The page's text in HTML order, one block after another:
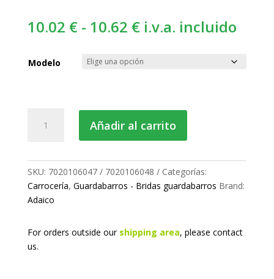
10.02 € - 10.62 €Rango
precios:
hasta
10.62 €
i.v.a. incluido
Modelo
guardabarros
Añadir al carrito
SKU: 7020106047 / 7020106048
Categorías:
Carrocería, Guardabarros - Bridas guardabarros Brand:
Adaico
For orders outside our shipping area, please contact
us.